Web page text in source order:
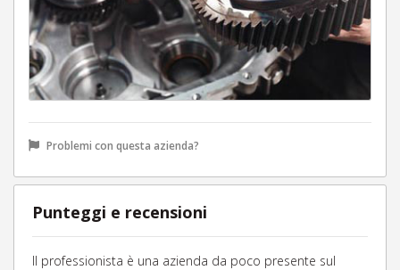
Problemi con questa azienda?
Punteggi e recensioni
Il professionista è una azienda da poco presente sul